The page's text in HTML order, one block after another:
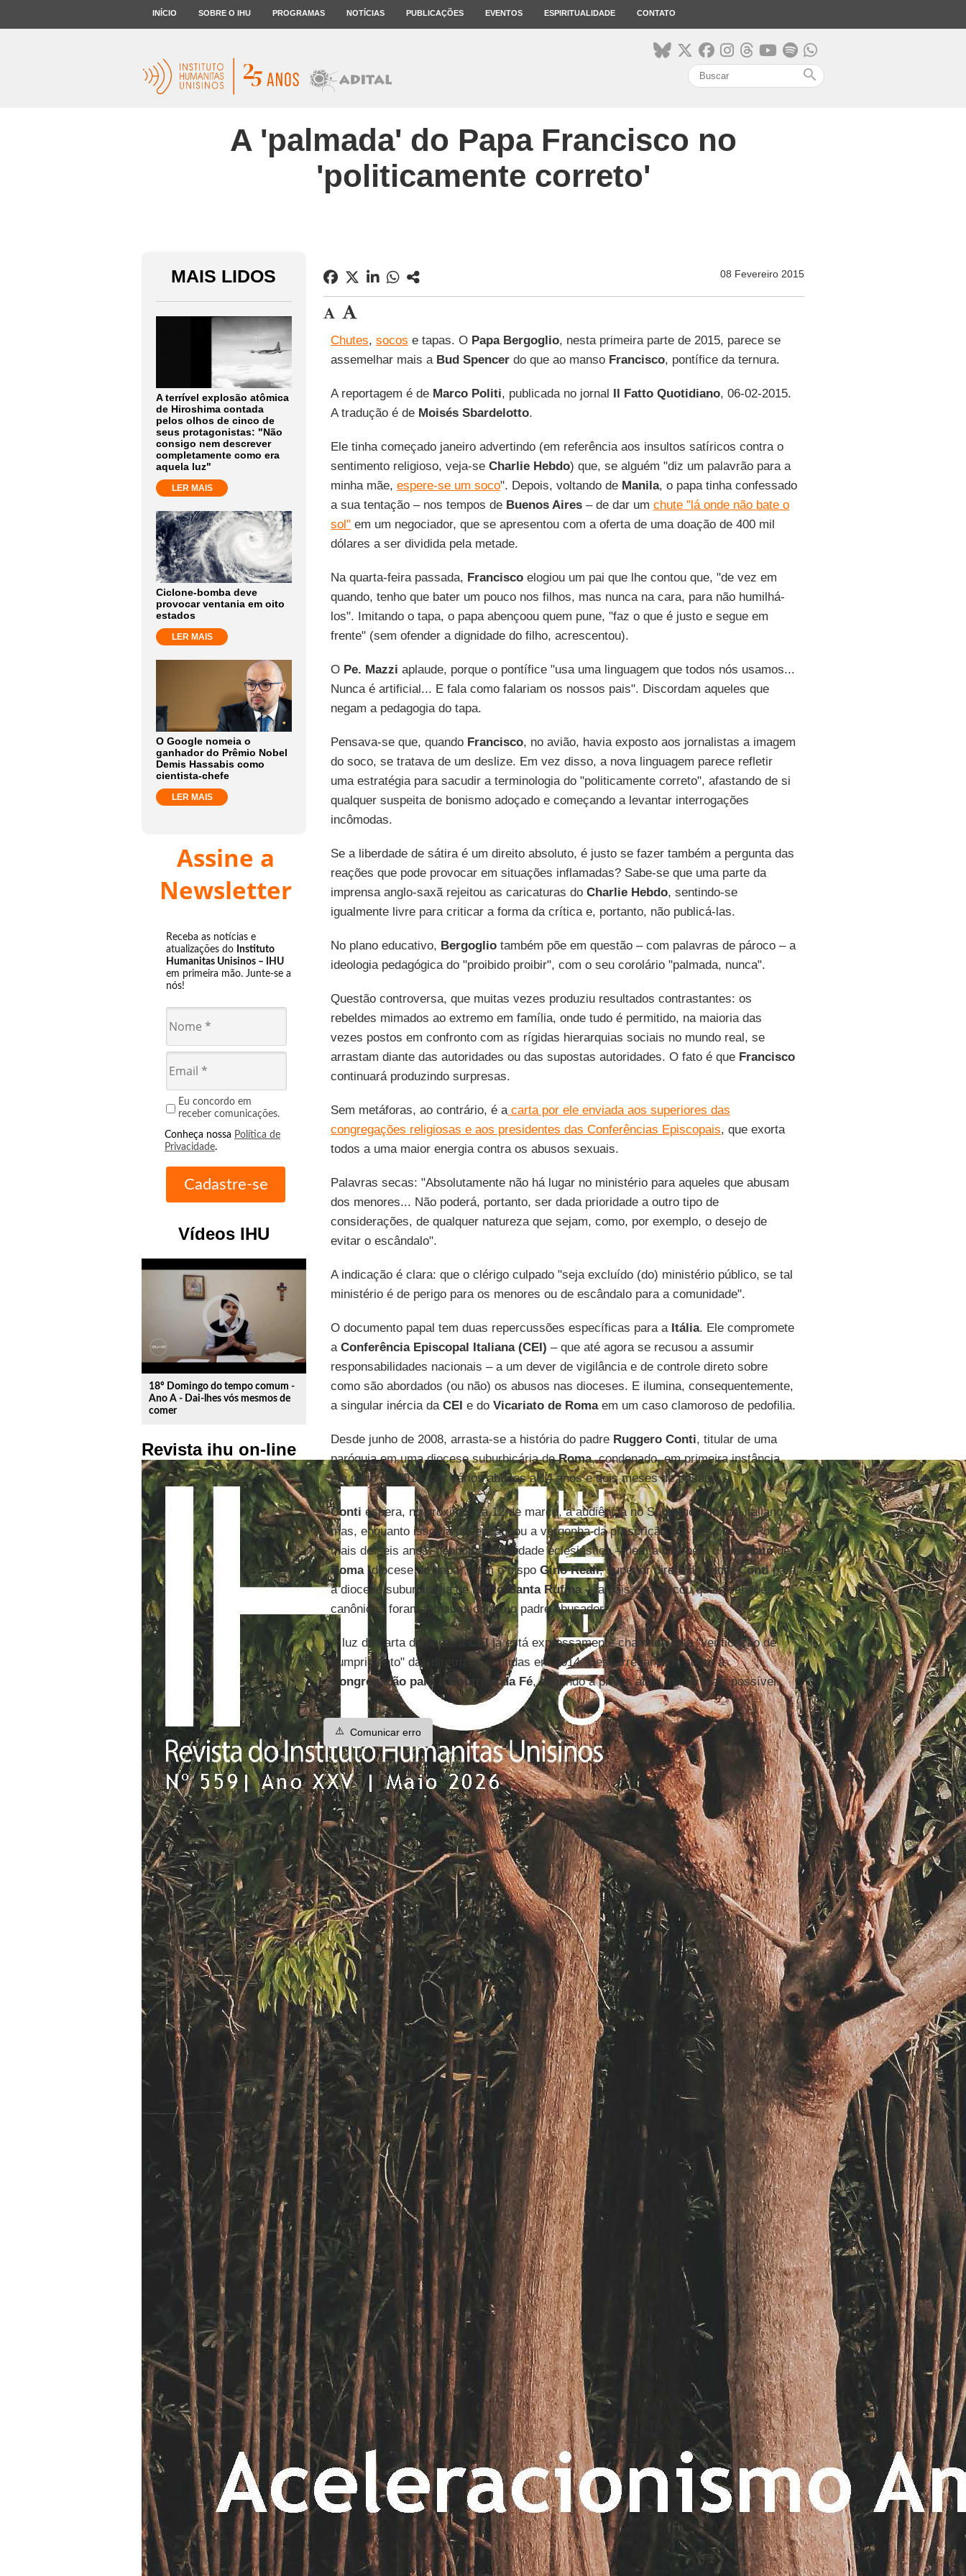
INÍCIO SOBRE O IHU PROGRAMAS NOTÍCIAS PUBLICAÇÕES EVENTOS ESPIRITUALIDADE CONTATO
search
A 'palmada' do Papa Francisco no
'politicamente correto'
MAIS LIDOS
A terrível explosão atômica
de Hiroshima contada
pelos olhos de cinco de
seus protagonistas: "Não
consigo nem descrever
completamente como era
aquela luz"
LER MAIS
Ciclone-bomba deve
provocar ventania em oito
estados
LER MAIS
O Google nomeia o
ganhador do Prêmio Nobel
Demis Hassabis como
cientista-chefe
LER MAIS
Assine a
Newsletter
Receba as notícias e
atualizações do Instituto
Humanitas Unisinos – IHU
em primeira mão. Junte-se a
nós!
Eu concordo em
receber comunicações.
Conheça nossa Política de
Privacidade.
Vídeos IHU
play_circle_outline
18º Domingo do tempo comum -
Ano A - Dai-lhes vós mesmos de
comer
Revista ihu on-line
08 Fevereiro 2015
Chutes, socos e tapas. O Papa Bergoglio, nesta primeira parte de 2015, parece se
assemelhar mais a Bud Spencerdo que ao manso Francisco, pontífice da ternura.
A reportagem é de Marco Politi, publicada no jornal Il Fatto Quotidiano, 06-02-2015.
A tradução é de Moisés Sbardelotto.
Ele tinha começado janeiro advertindo (em referência aos insultos satíricos contra o
sentimento religioso, veja-se Charlie Hebdo) que, se alguém "diz um palavrão para a
minha mãe, espere-se um soco". Depois, voltando de Manila, o papa tinha confessado
a sua tentação – nos tempos de Buenos Aires– de dar um chute "lá onde não bate o
sol"em um negociador, que se apresentou com a oferta de uma doação de 400 mil
dólares a ser dividida pela metade.
Na quarta-feira passada, Franciscoelogiou um pai que lhe contou que, "de vez em
quando, tenho que bater um pouco nos filhos, mas nunca na cara, para não humilhá-
los". Imitando o tapa, o papa abençoou quem pune, "faz o que é justo e segue em
frente" (sem ofender a dignidade do filho, acrescentou).
O Pe. Mazzi aplaude, porque o pontífice "usa uma linguagem que todos nós usamos...
Nunca é artificial... E fala como falariam os nossos pais". Discordam aqueles que
negam a pedagogia do tapa.
Pensava-se que, quando Francisco, no avião, havia exposto aos jornalistas a imagem
do soco, se tratava de um deslize. Em vez disso, a nova linguagem parece refletir
uma estratégia para sacudir a terminologia do "politicamente correto", afastando de si
qualquer suspeita de bonismo adoçado e começando a levantar interrogações
incômodas.
Se a liberdade de sátira é um direito absoluto, é justo se fazer também a pergunta das
reações que pode provocar em situações inflamadas? Sabe-se que uma parte da
imprensa anglo-saxã rejeitou as caricaturas do Charlie Hebdo, sentindo-se
igualmente livre para criticar a forma da crítica e, portanto, não publicá-las.
No plano educativo, Bergogliotambém põe em questão – com palavras de pároco – a
ideologia pedagógica do "proibido proibir", com o seu corolário "palmada, nunca".
Questão controversa, que muitas vezes produziu resultados contrastantes: os
rebeldes mimados ao extremo em família, onde tudo é permitido, na maioria das
vezes postos em confronto com as rígidas hierarquias sociais no mundo real, se
arrastam diante das autoridades ou das supostas autoridades. O fato é que Francisco
continuará produzindo surpresas.
Sem metáforas, ao contrário, é acarta por ele enviada aos superiores das
congregações religiosas e aos presidentes das Conferências Episcopais, que exorta
todos a uma maior energia contra os abusos sexuais.
Palavras secas: "Absolutamente não há lugar no ministério para aqueles que abusam
dos menores... Não poderá, portanto, ser dada prioridade a outro tipo de
considerações, de qualquer natureza que sejam, como, por exemplo, o desejo de
evitar o escândalo".
A indicação é clara: que o clérigo culpado "seja excluído (do) ministério público, se tal
ministério é de perigo para os menores ou de escândalo para a comunidade".
O documento papal tem duas repercussões específicas para a Itália. Ele compromete
a Conferência Episcopal Italiana (CEI) – que até agora se recusou a assumir
responsabilidades nacionais – a um dever de vigilância e de controle direto sobre
como são abordados (ou não) os abusos nas dioceses. E ilumina, consequentemente,
a singular inércia da CEI e do Vicariato de Romaem um caso clamoroso de pedofilia.
Desde junho de 2008, arrasta-se a história do padre Ruggero Conti, titular de uma
paróquia em uma diocese suburbicária deRoma, condenado, em primeira instância,
em maio de 2013, por vários abusos a 14 anos e dois meses de prisão.
Conti espera, no próximo dia 12 de março, a audiência no Supremo Tribunal italiano,
mas, enquanto isso, já desencadeou a vergonha da prescrição por três casos. Por
mais de seis anos, nenhuma autoridade eclesiástica – nem aCEInem oVicariatode
Roma(diocese do papa), nem o bispo Gino Reali, superior direto do padreContipara
a diocese suburbicária dePorto-Santa Rufina– jamais comunicou quais sanções
canônicas foram tomadas contra o padre abusador.
À luz da carta do papa, aCEIjá está expressamente chamada pela "verificação de
cumprimento" das diretrizes emitidas em 2014. Descarregar tudo sobre a
Congregação para a Doutrina da Fé, segundo a práxis atual, não é mais possível.
⚠️ Comunicar erro